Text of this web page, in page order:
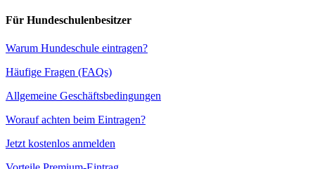
Für Hundeschulenbesitzer
Warum Hundeschule eintragen?
Häufige Fragen (FAQs)
Allgemeine Geschäftsbedingungen
Worauf achten beim Eintragen?
Jetzt kostenlos anmelden